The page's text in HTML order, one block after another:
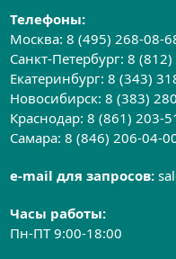
Телефоны:
Москва:8 (495) 268-08-
Санкт-Петербург:8
Екатеринбург:8 (343)
Новосибирск:8 (383)
Краснодар:8 (861) 203-
Самара:8 (846) 206-04-
e-mail для запросов:
Часы работы:
Пн-ПТ 9:00-18:00